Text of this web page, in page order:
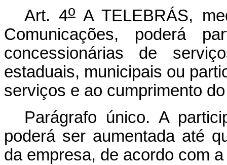
Art. 4oA TELEBRÁS,
Comunicações, poderá
concessionárias de
estaduais, municipais ou
serviços e ao cumprimento
Parágrafo único. A
poderá ser aumentada até
da empresa, de acordo com